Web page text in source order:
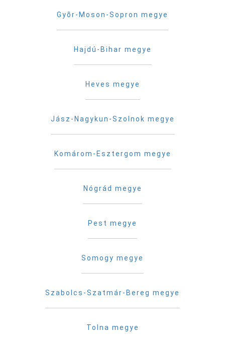
Gyõr-Moson-Sopron megye
Hajdú-Bihar megye
Heves megye
Jász-Nagykun-Szolnok megye
Komárom-Esztergom megye
Nógrád megye
Pest megye
Somogy megye
Szabolcs-Szatmár-Bereg megye
Tolna megye